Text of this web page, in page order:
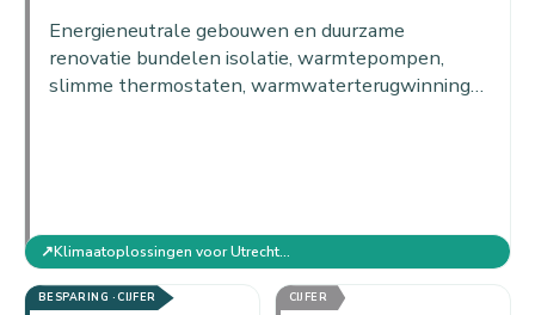
Energieneutrale gebouwen en duurzame
renovatie bundelen isolatie, warmtepompen,
slimme thermostaten, warmwaterterugwinning
↗ Klimaatoplossingen voor Utrecht: actieplan per sector
BESPARING · CIJFER CIJFER